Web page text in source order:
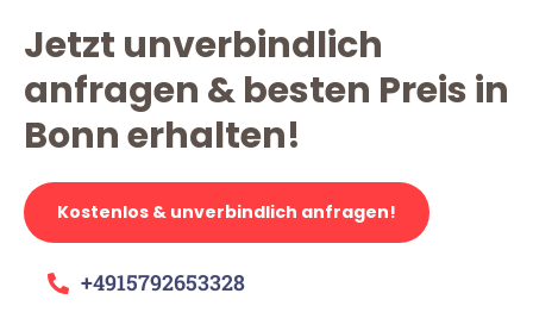
Jetzt unverbindlich
anfragen & besten Preis in
Bonn erhalten!
Kostenlos & unverbindlich anfragen!
+4915792653328